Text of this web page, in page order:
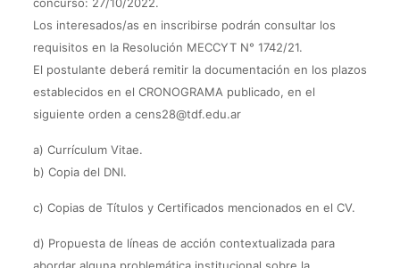
Los interesados/as en inscribirse podrán consultar los
requisitos en la Resolución MECCYT N° 1742/21.
El postulante deberá remitir la documentación en los plazos
establecidos en el CRONOGRAMA publicado, en el
siguiente orden a cens28@tdf.edu.ar
a) Currículum Vitae.
b) Copia del DNI.
c) Copias de Títulos y Certificados mencionados en el CV.
d) Propuesta de líneas de acción contextualizada para